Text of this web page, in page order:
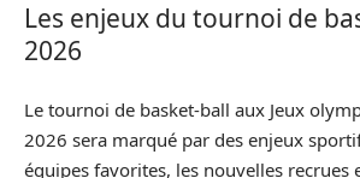
Les enjeux du tournoi de
2026
Le tournoi de basket-ball aux Jeux
2026 sera marqué par des enjeux
équipes favorites, les nouvelles recrues